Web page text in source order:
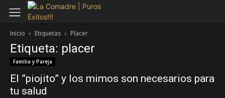
Inicio Etiquetas Placer
Etiqueta: placer
Familia y Pareja
El ”piojito” y los mimos son necesarios para
tu salud